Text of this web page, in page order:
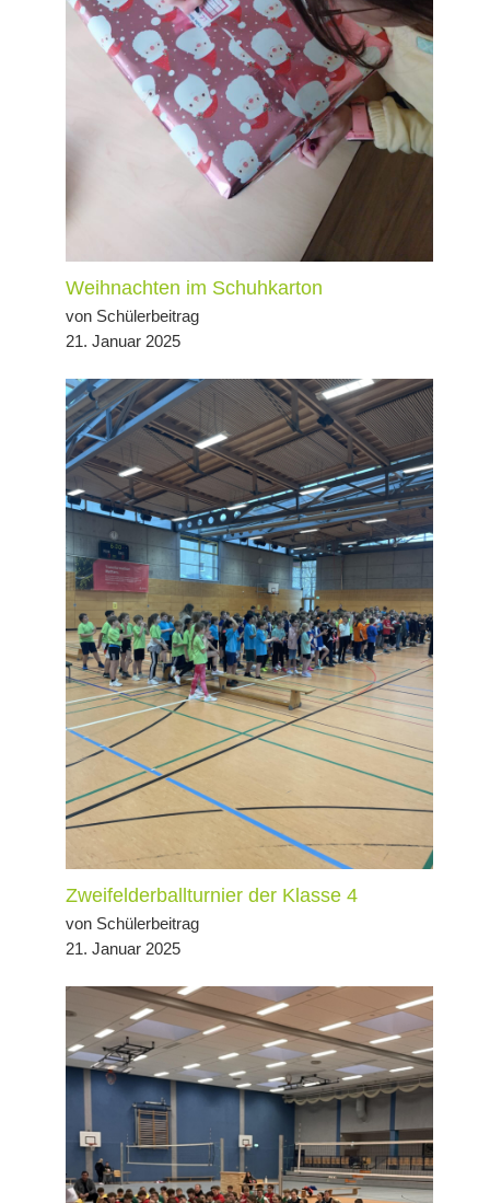
Weihnachten im Schuhkarton
von Schülerbeitrag
21. Januar 2025
Zweifelderballturnier der Klasse 4
von Schülerbeitrag
21. Januar 2025